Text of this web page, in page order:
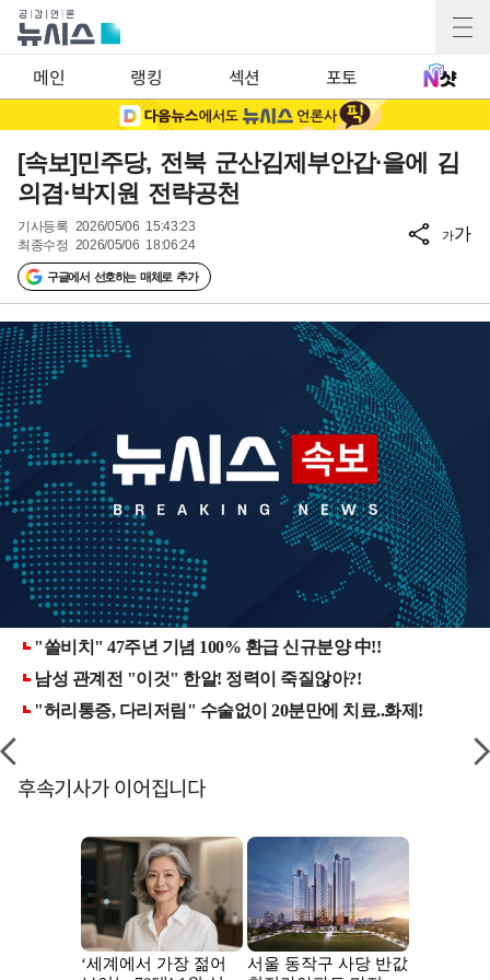
메인 랭킹 섹션 포토
[속보]민주당, 전북 군산김제부안갑·을에 김
의겸·박지원 전략공천
기사등록 2026/05/06 15:43:23
최종수정 2026/05/06 18:06:24
구글에서 선호하는 매체로 추가
가가
후속기사가 이어집니다